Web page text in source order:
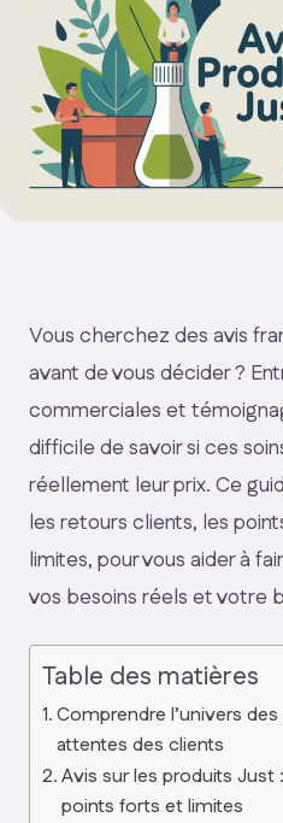
Vous cherchez des avis
avant de vous décider ?
commerciales et
difficile de savoir si ces
réellement leur prix. Ce
les retours clients, les
limites, pour vous aider à
vos besoins réels et votre
Table des matières
Comprendre l’univers
attentes des clients
Avis sur les produits Just
points forts et limites